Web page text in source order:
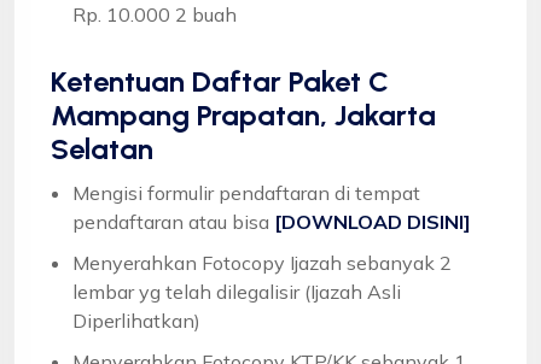
Rp. 10.000 2 buah
Ketentuan Daftar Paket C
Mampang Prapatan, Jakarta
Selatan
Mengisi formulir pendaftaran di tempat
pendaftaran atau bisa [DOWNLOAD DISINI]
Menyerahkan Fotocopy Ijazah sebanyak 2
lembar yg telah dilegalisir (Ijazah Asli
Diperlihatkan)